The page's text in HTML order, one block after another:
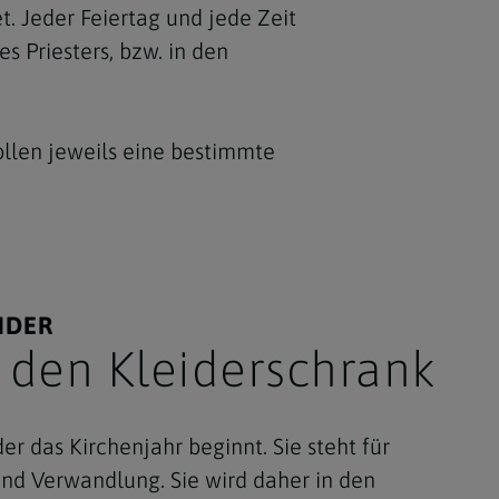
Jeder Feiertag und jede Zeit
Priesters, bzw. in den
jeweils eine bestimmte
Bekleidung bezeichnet allgemein die Bekleidung, die von Priestern im
Kleiderschrank
das Kirchenjahr beginnt. Sie steht für
Verwandlung. Sie wird daher in den